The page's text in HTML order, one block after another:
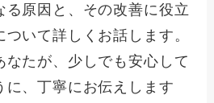
る原因と、その改善に役立
いて詳しくお話します。
なたが、少しでも安心して
に、丁寧にお伝えします